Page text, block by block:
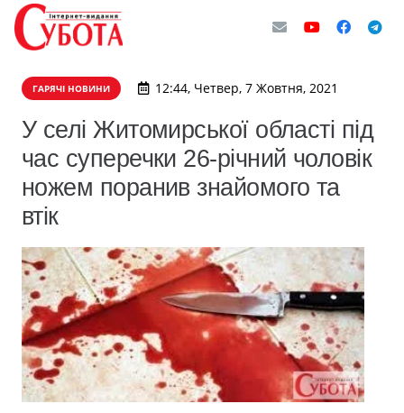
ГАРЯЧІ НОВИНИ 12:44, Четвер, 7 Жовтня, 2021
​У селі Житомирської області під
час суперечки 26-річний чоловік
ножем поранив знайомого та
втік